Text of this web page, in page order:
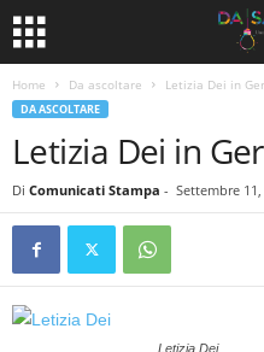
Home Da ascoltare Letizia Dei in
DA ASCOLTARE
Letizia Dei in
Di Comunicati Stampa - Settembre 11,
Letizia Dei